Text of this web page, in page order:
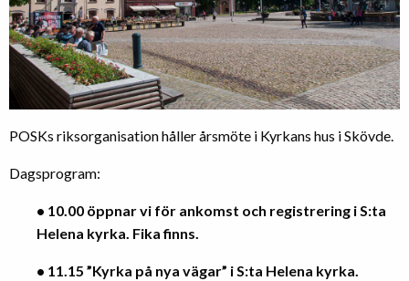
POSKs riksorganisation håller årsmöte i Kyrkans hus i Skövde.
Dagsprogram:
• 10.00 öppnar vi för ankomst och registrering i S:ta
Helena kyrka. Fika finns.
• 11.15 ”Kyrka på nya vägar” i S:ta Helena kyrka.